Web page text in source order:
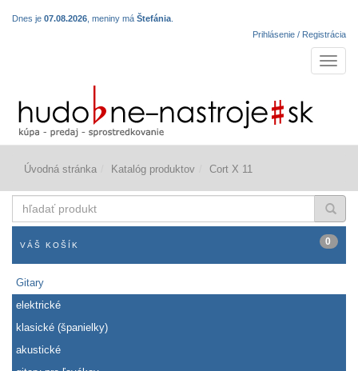
Dnes je 07.08.2026 , meniny má Štefánia
Prihlásenie / Registrácia
Úvodná stránka Katalóg produktov Cort X 11
produkt
VÁŠ KOŠÍK 0
Gitary
elektrické
klasické (španielky)
akustické